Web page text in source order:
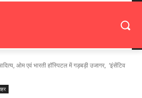
ओम एवं भारती हॉस्पिटल में गड़बड़ी उजागर, ‘इंसेंटिव